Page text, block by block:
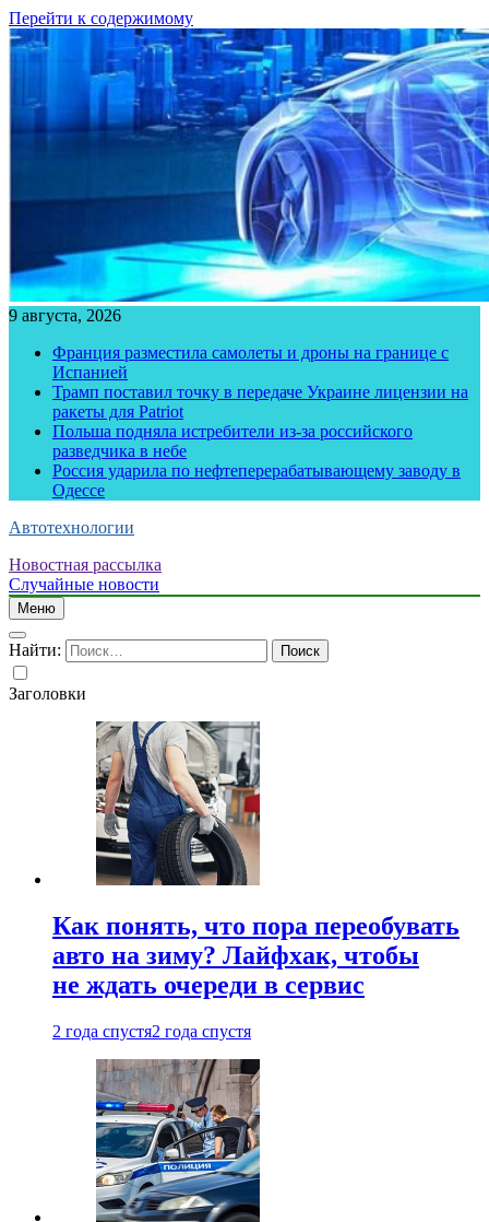
Перейти к содержимому
9 августа, 2026
Франция разместила самолеты и дроны на границе с
Испанией
Трамп поставил точку в передаче Украине лицензии на
ракеты для Patriot
Польша подняла истребители из-за российского
разведчика в небе
Россия ударила по нефтеперерабатывающему заводу в
Одессе
Автотехнологии
Новостная рассылка
Случайные новости
Меню
Найти:
Заголовки
Как понять, что пора переобувать
авто на зиму? Лайфхак, чтобы
не ждать очереди в сервис
2 года спустя2 года спустя